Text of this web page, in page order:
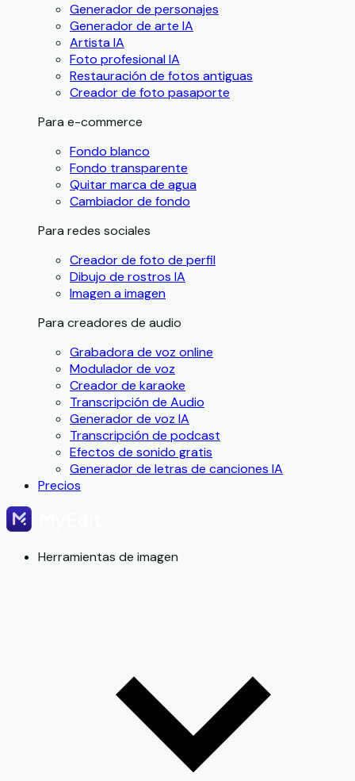
Generador de personajes
Generador de arte IA
Artista IA
Foto profesional IA
Restauración de fotos antiguas
Creador de foto pasaporte
Para e-commerce
Fondo blanco
Fondo transparente
Quitar marca de agua
Cambiador de fondo
Para redes sociales
Creador de foto de perfil
Dibujo de rostros IA
Imagen a imagen
Para creadores de audio
Grabadora de voz online
Modulador de voz
Creador de karaoke
Transcripción de Audio
Generador de voz IA
Transcripción de podcast
Efectos de sonido gratis
Generador de letras de canciones IA
Precios
Herramientas de imagen